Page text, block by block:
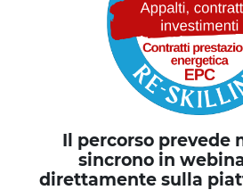
Il percorso prevede
sincrono in
direttamente sulla